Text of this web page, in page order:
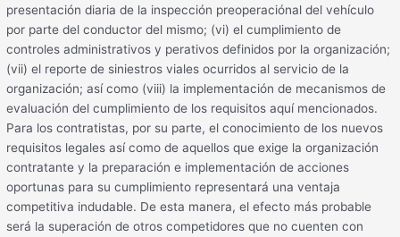
presentación diaria de la inspección preoperaciónal del vehículo
por parte del conductor del mismo; (vi) el cumplimiento de
controles administrativos y perativos definidos por la organización;
(vii) el reporte de siniestros viales ocurridos al servicio de la
organización; así como (viii) la implementación de mecanismos de
evaluación del cumplimiento de los requisitos aquí mencionados.
Para los contratistas, por su parte, el conocimiento de los nuevos
requisitos legales así como de aquellos que exige la organización
contratante y la preparación e implementación de acciones
oportunas para su cumplimiento representará una ventaja
competitiva indudable. De esta manera, el efecto más probable
será la superación de otros competidores que no cuenten con